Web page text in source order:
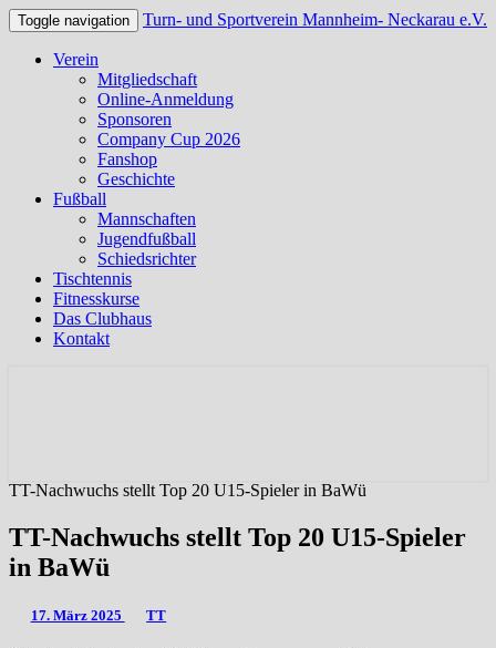
Toggle navigation Turn- und Sportverein Mannheim- Neckarau e.V.
Verein
Mitgliedschaft
Online-Anmeldung
Sponsoren
Company Cup 2026
Fanshop
Geschichte
Fußball
Mannschaften
Jugendfußball
Schiedsrichter
Tischtennis
Fitnesskurse
Das Clubhaus
Kontakt
TT-Nachwuchs stellt Top 20 U15-Spieler in BaWü
TT-Nachwuchs stellt Top 20 U15-Spieler
in BaWü
17. März 2025 TT